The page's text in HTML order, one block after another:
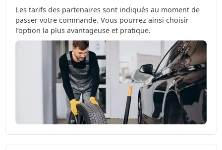
Les tarifs des partenaires sont indiqués au moment de
passer votre commande. Vous pourrez ainsi choisir
l’option la plus avantageuse et pratique.